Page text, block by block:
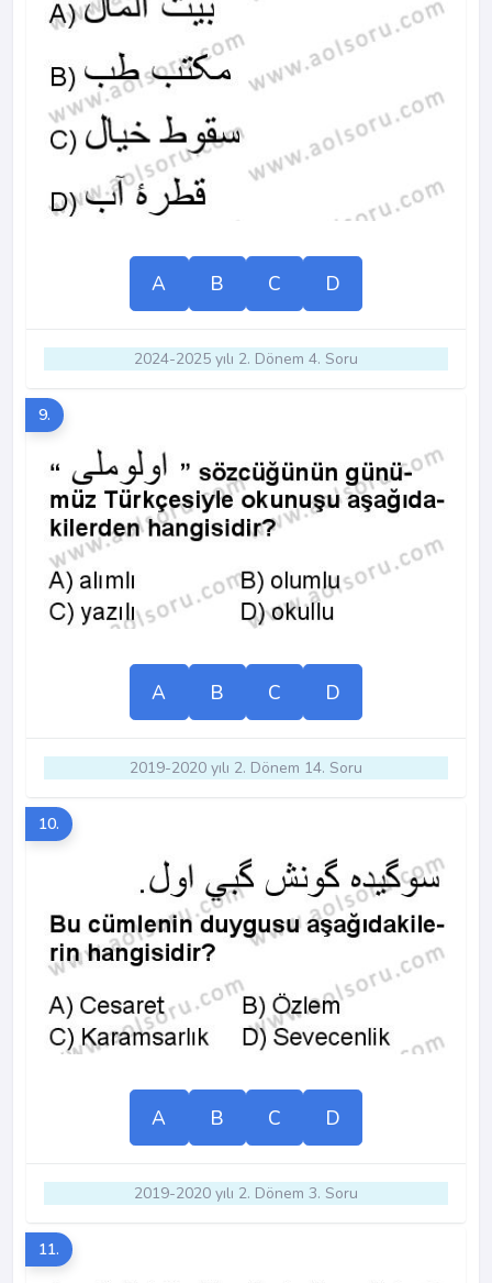
A B C D
2024-2025 yılı 2. Dönem 4. Soru
9.
A B C D
2019-2020 yılı 2. Dönem 14. Soru
10.
A B C D
2019-2020 yılı 2. Dönem 3. Soru
11.